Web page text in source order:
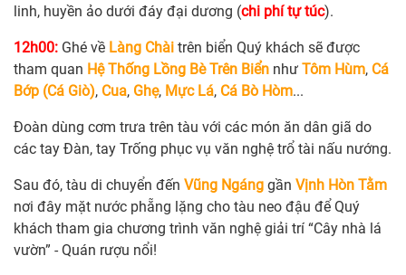
linh, huyền ảo dưới đáy đại dương (chi phí tự túc).
12h00: Ghé về Làng Chài trên biển Quý khách sẽ được
tham quan Hệ Thống Lồng Bè Trên Biển như Tôm Hùm, Cá
Bớp (Cá Giò), Cua, Ghẹ, Mực Lá, Cá Bò Hòm...
Đoàn dùng cơm trưa trên tàu với các món ăn dân giã do
các tay Đàn, tay Trống phục vụ văn nghệ trổ tài nấu nướng.
Sau đó, tàu di chuyển đến Vũng Ngáng gần Vịnh Hòn Tằm
nơi đây mặt nước phẵng lặng cho tàu neo đậu để Quý
khách tham gia chương trình văn nghệ giải trí “Cây nhà lá
vườn” - Quán rượu nổi!